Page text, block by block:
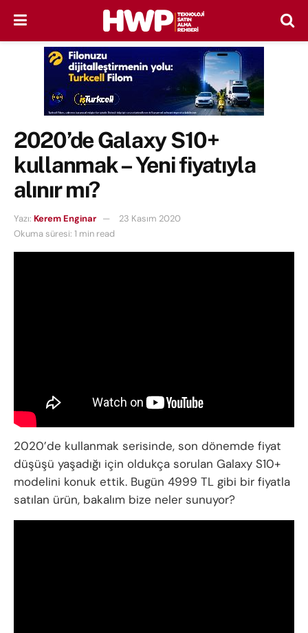
2020’de Galaxy S10+
kullanmak – Yeni fiyatıyla
alınır mı?
Yazı: Kerem Enginar
23 Kasım 2020
Okuma süresi: 1 min read
2020’de kullanmak serisinde, son dönemde fiyat
düşüşü yaşadığı için oldukça sorulan Galaxy S10+
modelini konuk ettik. Bugün 4999 TL gibi bir fiyatla
satılan ürün, bakalım bize neler sunuyor?